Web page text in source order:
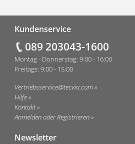
Kundenservice
089 203043-1600
Montag - Donnerstag: 9:00 - 16:00
Freitags: 9:00 - 15:00
Vertriebsservice@tecvia.com
Hilfe
Kontakt
Anmelden oder Registrieren
Newsletter